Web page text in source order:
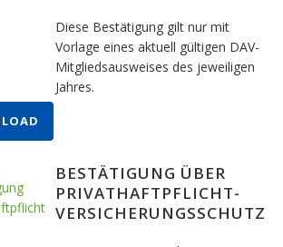
Diese Bestätigung gilt nur mit
Vorlage eines aktuell gültigen DAV-
Mitgliedsausweises des jeweiligen
Jahres.
BESTÄTIGUNG ÜBER
PRIVATHAFTPFLICHT-
VERSICHERUNGSSCHUTZ